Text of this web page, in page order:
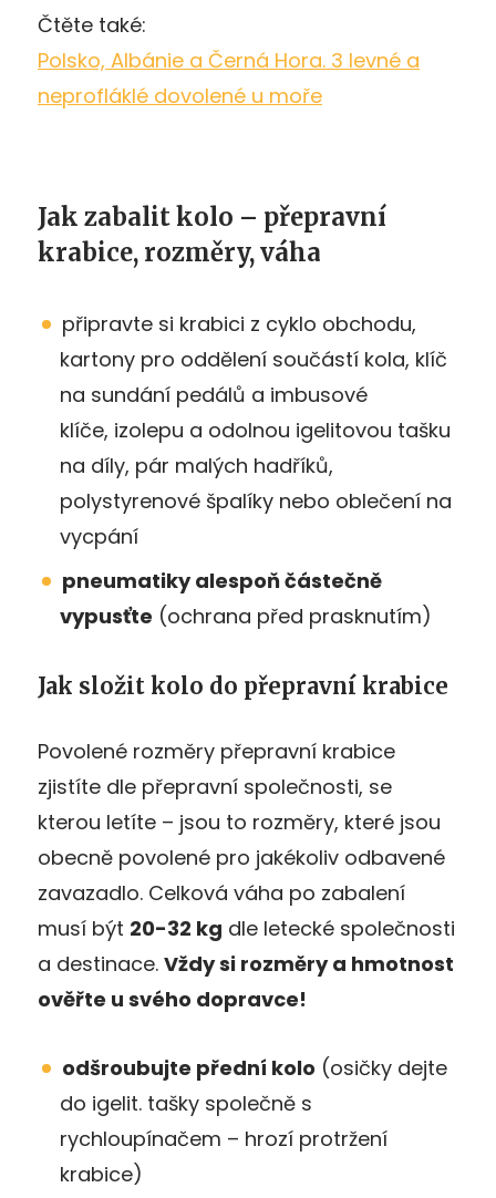
Čtěte také:
Polsko, Albánie a Černá Hora. 3 levné a
neprofláklé dovolené u moře
Jak zabalit kolo – přepravní
krabice, rozměry, váha
připravte si krabici z cyklo obchodu,
kartony pro oddělení součástí kola, klíč
na sundání pedálů a imbusové
klíče, izolepu a odolnou igelitovou tašku
na díly, pár malých hadříků,
polystyrenové špalíky nebo oblečení na
vycpání
pneumatiky alespoň částečně
vypusťte (ochrana před prasknutím)
Jak složit kolo do přepravní krabice
Povolené rozměry přepravní krabice
zjistíte dle přepravní společnosti, se
kterou letíte – jsou to rozměry, které jsou
obecně povolené pro jakékoliv odbavené
zavazadlo. Celková váha po zabalení
musí být 20-32 kg dle letecké společnosti
a destinace. Vždy si rozměry a hmotnost
ověřte u svého dopravce!
odšroubujte přední kolo (osičky dejte
do igelit. tašky společně s
rychloupínačem – hrozí protržení
krabice)